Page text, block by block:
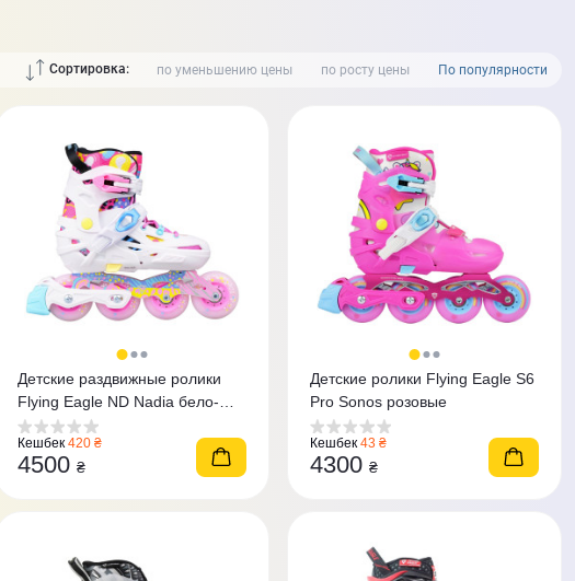
Сортировка: По популярности
по росту цены
по уменьшению цены
Детские раздвижные ролики
Flying Eagle ND Nadia бело-
розовые
Кешбек 420 ₴
4500 ₴
Детские ролики Flying Eagle S6
Pro Sonos розовые
Кешбек 43 ₴
4300 ₴